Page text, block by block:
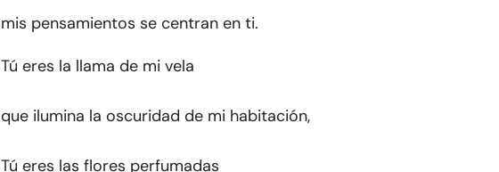
mis pensamientos se centran en ti.
Tú eres la llama de mi vela
que ilumina la oscuridad de mi habitación,
Tú eres las flores perfumadas